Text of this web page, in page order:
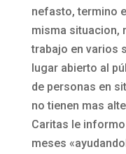
nefasto, termino
misma situacion,
trabajo en varios
lugar abierto al
de personas en
no tienen mas
Caritas le
meses